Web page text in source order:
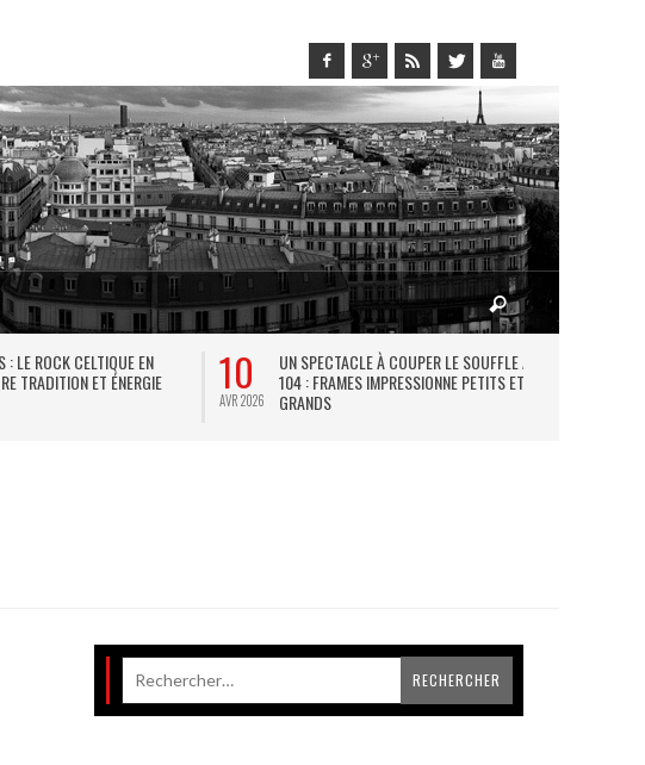
: LE ROCK CELTIQUE EN
TRADITION ET ÉNERGIE
10
AVR 2026
UN SPECTACLE À COUPER LE SOUFFLE AU
104 : FRAMES IMPRESSIONNE PETITS ET
GRANDS